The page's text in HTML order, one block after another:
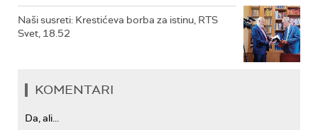
Naši susreti: Krestićeva borba za istinu, RTS
Svet, 18.52
KOMENTARI
Da, ali...